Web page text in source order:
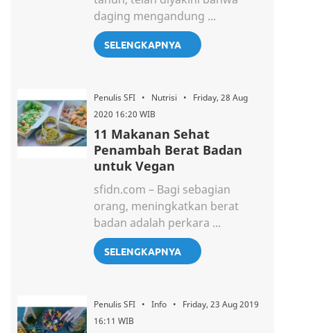
daging mengandung ...
SELENGKAPNYA
Penulis SFI • Nutrisi • Friday, 28 Aug
2020 16:20 WIB
11 Makanan Sehat
Penambah Berat Badan
untuk Vegan
sfidn.com – Bagi sebagian
orang, meningkatkan berat
badan adalah perkara ...
SELENGKAPNYA
Penulis SFI • Info • Friday, 23 Aug 2019
16:11 WIB